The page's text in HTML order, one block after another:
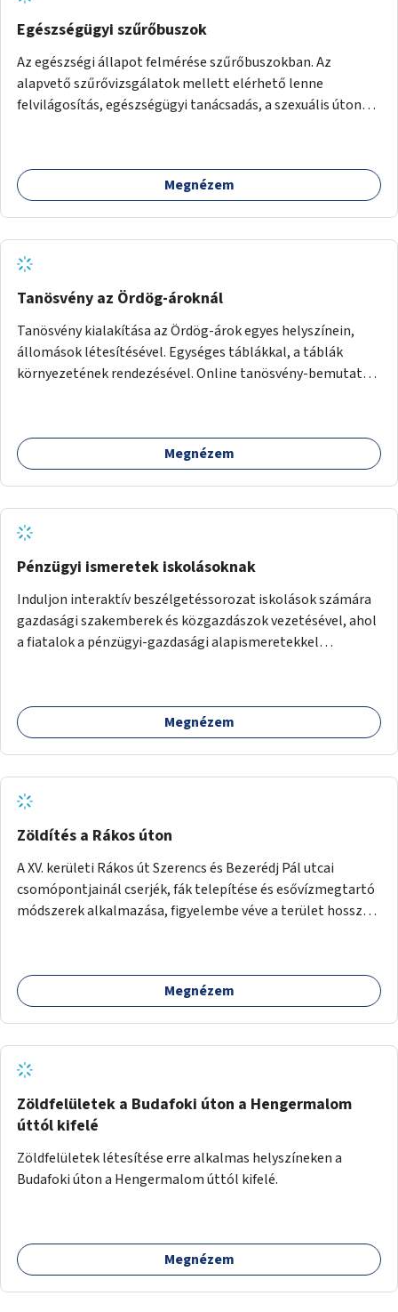
Egészségügyi szűrőbuszok
Az egészségi állapot felmérése szűrőbuszokban. Az
alapvető szűrővizsgálatok mellett elérhető lenne
felvilágosítás, egészségügyi tanácsadás, a szexuális úton
Megnézem
Tanösvény az Ördög-ároknál
Tanösvény kialakítása az Ördög-árok egyes helyszínein,
állomások létesítésével. Egységes táblákkal, a táblák
környezetének rendezésével. Online tanösvény-bemutató
Megnézem
Pénzügyi ismeretek iskolásoknak
Induljon interaktív beszélgetéssorozat iskolások számára
gazdasági szakemberek és közgazdászok vezetésével, ahol
a fiatalok a pénzügyi-gazdasági alapismeretekkel
számára, önkormányzati intézményben vagy külső
helyszínen iskolai együttműködéssel. A szervezést az
gyerekek bevonására is. A program pilot jelleggel indulna,
több korosztály számára.
Megnézem
Zöldítés a Rákos úton
A XV. kerületi Rákos út Szerencs és Bezerédj Pál utcai
csomópontjainál cserjék, fák telepítése és esővízmegtartó
módszerek alkalmazása, figyelembe véve a terület hosszú
Megnézem
Zöldfelületek a Budafoki úton a Hengermalom
úttól kifelé
Zöldfelületek létesítése erre alkalmas helyszíneken a
Budafoki úton a Hengermalom úttól kifelé.
Megnézem